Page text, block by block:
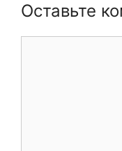
Оставьте